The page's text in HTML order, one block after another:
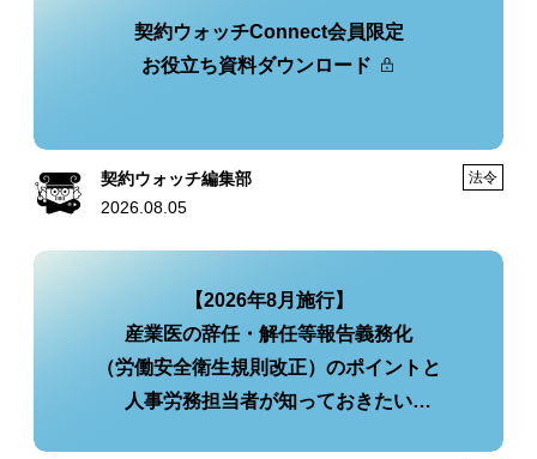
契約ウォッチConnect会員限定
お役立ち資料ダウンロード
契約ウォッチ編集部
2026.08.05
法令
【2026年8月施行】
産業医の辞任・解任等報告義務化
（労働安全衛生規則改正）のポイントと
人事労務担当者が知っておきたい